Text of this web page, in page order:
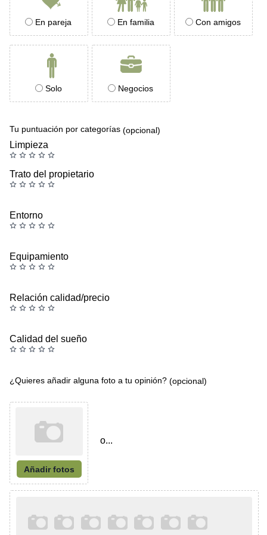
En pareja En familia Con amigos
Solo Negocios
Tu puntuación por categorías (opcional)
Limpieza
Trato del propietario
Entorno
Equipamiento
Relación calidad/precio
Calidad del sueño
¿Quieres añadir alguna foto a tu opinión? (opcional)
Añadir fotos
o...